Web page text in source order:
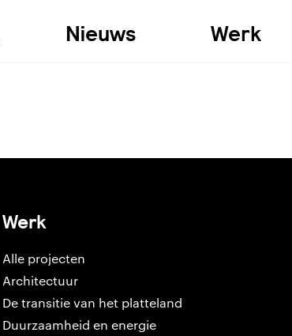
Nieuws Werk
Werk
Alle projecten
Architectuur
De transitie van het platteland
Duurzaamheid en energie